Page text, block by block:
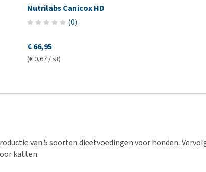
Nutrilabs Canicox HD
(0)
€ 66,95
(€ 0,67 / st)
van 5 soorten dieetvoedingen voor honden.
katten.